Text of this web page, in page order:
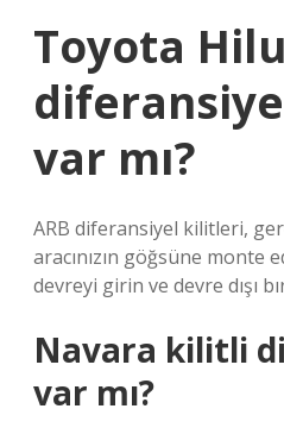
Toyota
var mı?
ARB diferansiyel kilitleri,
aracınızın göğsüne monte
devreyi girin ve devre dışı
Navara kilitli
var mı?